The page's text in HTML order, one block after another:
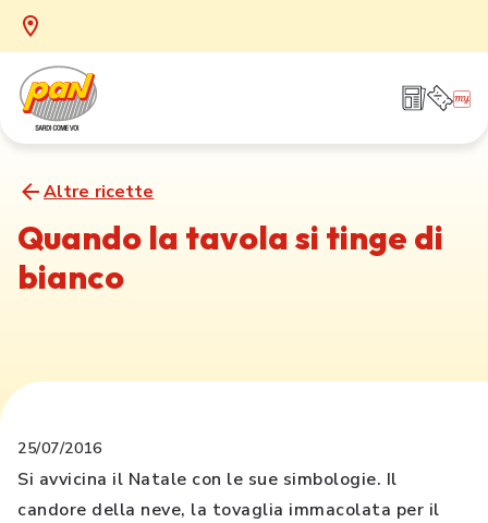
Altre ricette
Quando la tavola si tinge di
bianco
25/07/2016
Si avvicina il Natale con le sue simbologie. Il
candore della neve, la tovaglia immacolata per il